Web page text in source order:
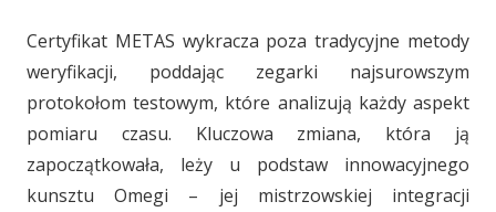
Certyfikat METAS wykracza poza tradycyjne metody
weryfikacji, poddając zegarki najsurowszym
protokołom testowym, które analizują każdy aspekt
pomiaru czasu. Kluczowa zmiana, która ją
zapoczątkowała, leży u podstaw innowacyjnego
kunsztu Omegi – jej mistrzowskiej integracji